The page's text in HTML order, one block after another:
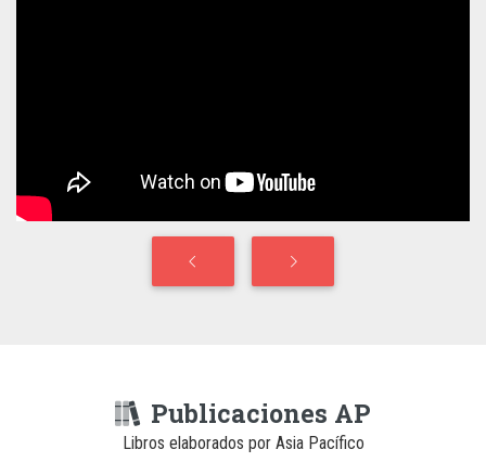
Publicaciones AP
Libros elaborados por Asia Pacífico